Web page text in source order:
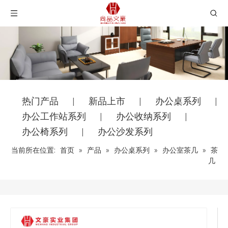
热门产品 新品上市 办公桌系列
办公工作站系列 办公收纳系列
办公椅系列 办公沙发系列
当前所在位置: 首页 » 产品 » 办公桌系列 » 办公室茶几 » 茶
几